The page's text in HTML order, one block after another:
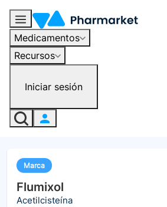
Medicamentos
Recursos
Iniciar sesión
Marca
Flumixol
Acetilcisteína